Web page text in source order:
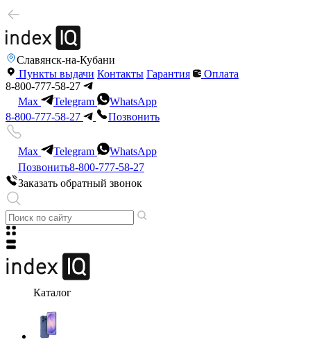
Славянск-на-Кубани
Пункты выдачи Контакты Гарантия
Оплата
8-800-777-58-27
Max
Telegram
WhatsApp
8-800-777-58-27
Позвонить
Max Telegram
WhatsApp
Позвонить8-800-777-58-27
Заказать обратный звонок
Каталог